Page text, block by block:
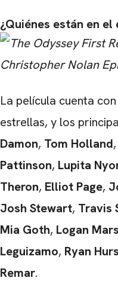
¿Quiénes están en el
La película cuenta
estrellas, y los
Damon, Tom Holland,
Pattinson, Lupita
Theron, Elliot Page,
Josh Stewart, Travis
Mia Goth, Logan
Leguizamo, Ryan
Remar.